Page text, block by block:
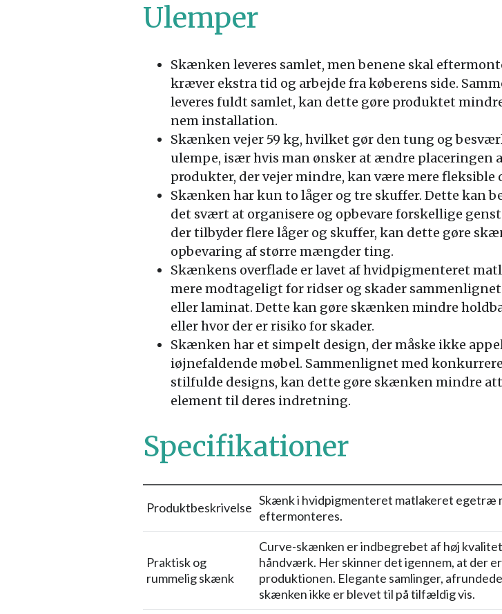
Ulemper
Skænken leveres samlet, men benene skal
kræver ekstra tid og arbejde fra køberens side.
leveres fuldt samlet, kan dette gøre produktet
nem installation.
Skænken vejer 59 kg, hvilket gør den tung og
ulempe, især hvis man ønsker at ændre placeringen
produkter, der vejer mindre, kan være mere fleksible
Skænken har kun to låger og tre skuffer. Dette kan
det svært at organisere og opbevare forskellige
der tilbyder flere låger og skuffer, kan dette gøre
opbevaring af større mængder ting.
Skænkens overflade er lavet af hvidpigmenteret
mere modtageligt for ridser og skader
eller laminat. Dette kan gøre skænken mindre
eller hvor der er risiko for skader.
Skænken har et simpelt design, der måske ikke
iøjnefaldende møbel. Sammenlignet med
stilfulde designs, kan dette gøre skænken mindre
element til deres indretning.
Specifikationer
Produktbeskrivelse Skænk i hvidpigmenteret matlakeret egetræ
eftermonteres.
Praktisk og
rummelig skænk
Curve-skænken er indbegrebet af høj
håndværk. Her skinner det igennem, at der
produktionen. Elegante samlinger,
skænken ikke er blevet til på tilfældig vis.